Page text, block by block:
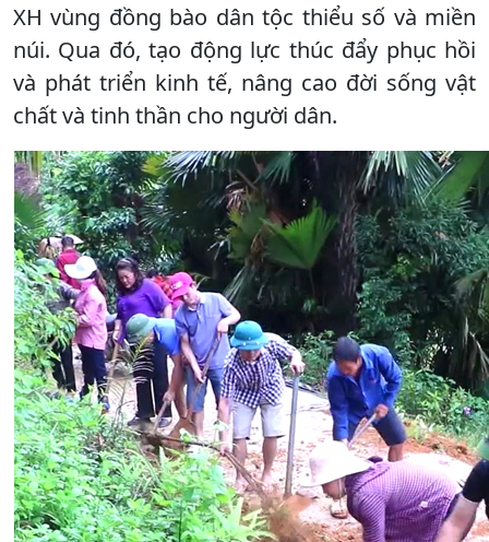
XH vùng đồng bào dân tộc thiểu số và miền
núi. Qua đó, tạo động lực thúc đẩy phục hồi
và phát triển kinh tế, nâng cao đời sống vật
chất và tinh thần cho người dân.